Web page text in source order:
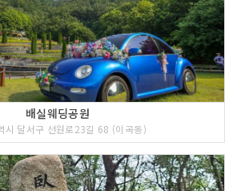
배실웨딩공원
시 달서구 선원로23길 68 (이곡동)